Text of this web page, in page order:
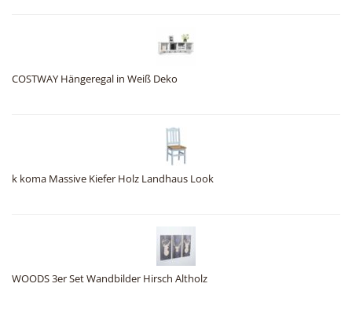
COSTWAY Hängeregal in Weiß Deko
k koma Massive Kiefer Holz Landhaus Look
WOODS 3er Set Wandbilder Hirsch Altholz